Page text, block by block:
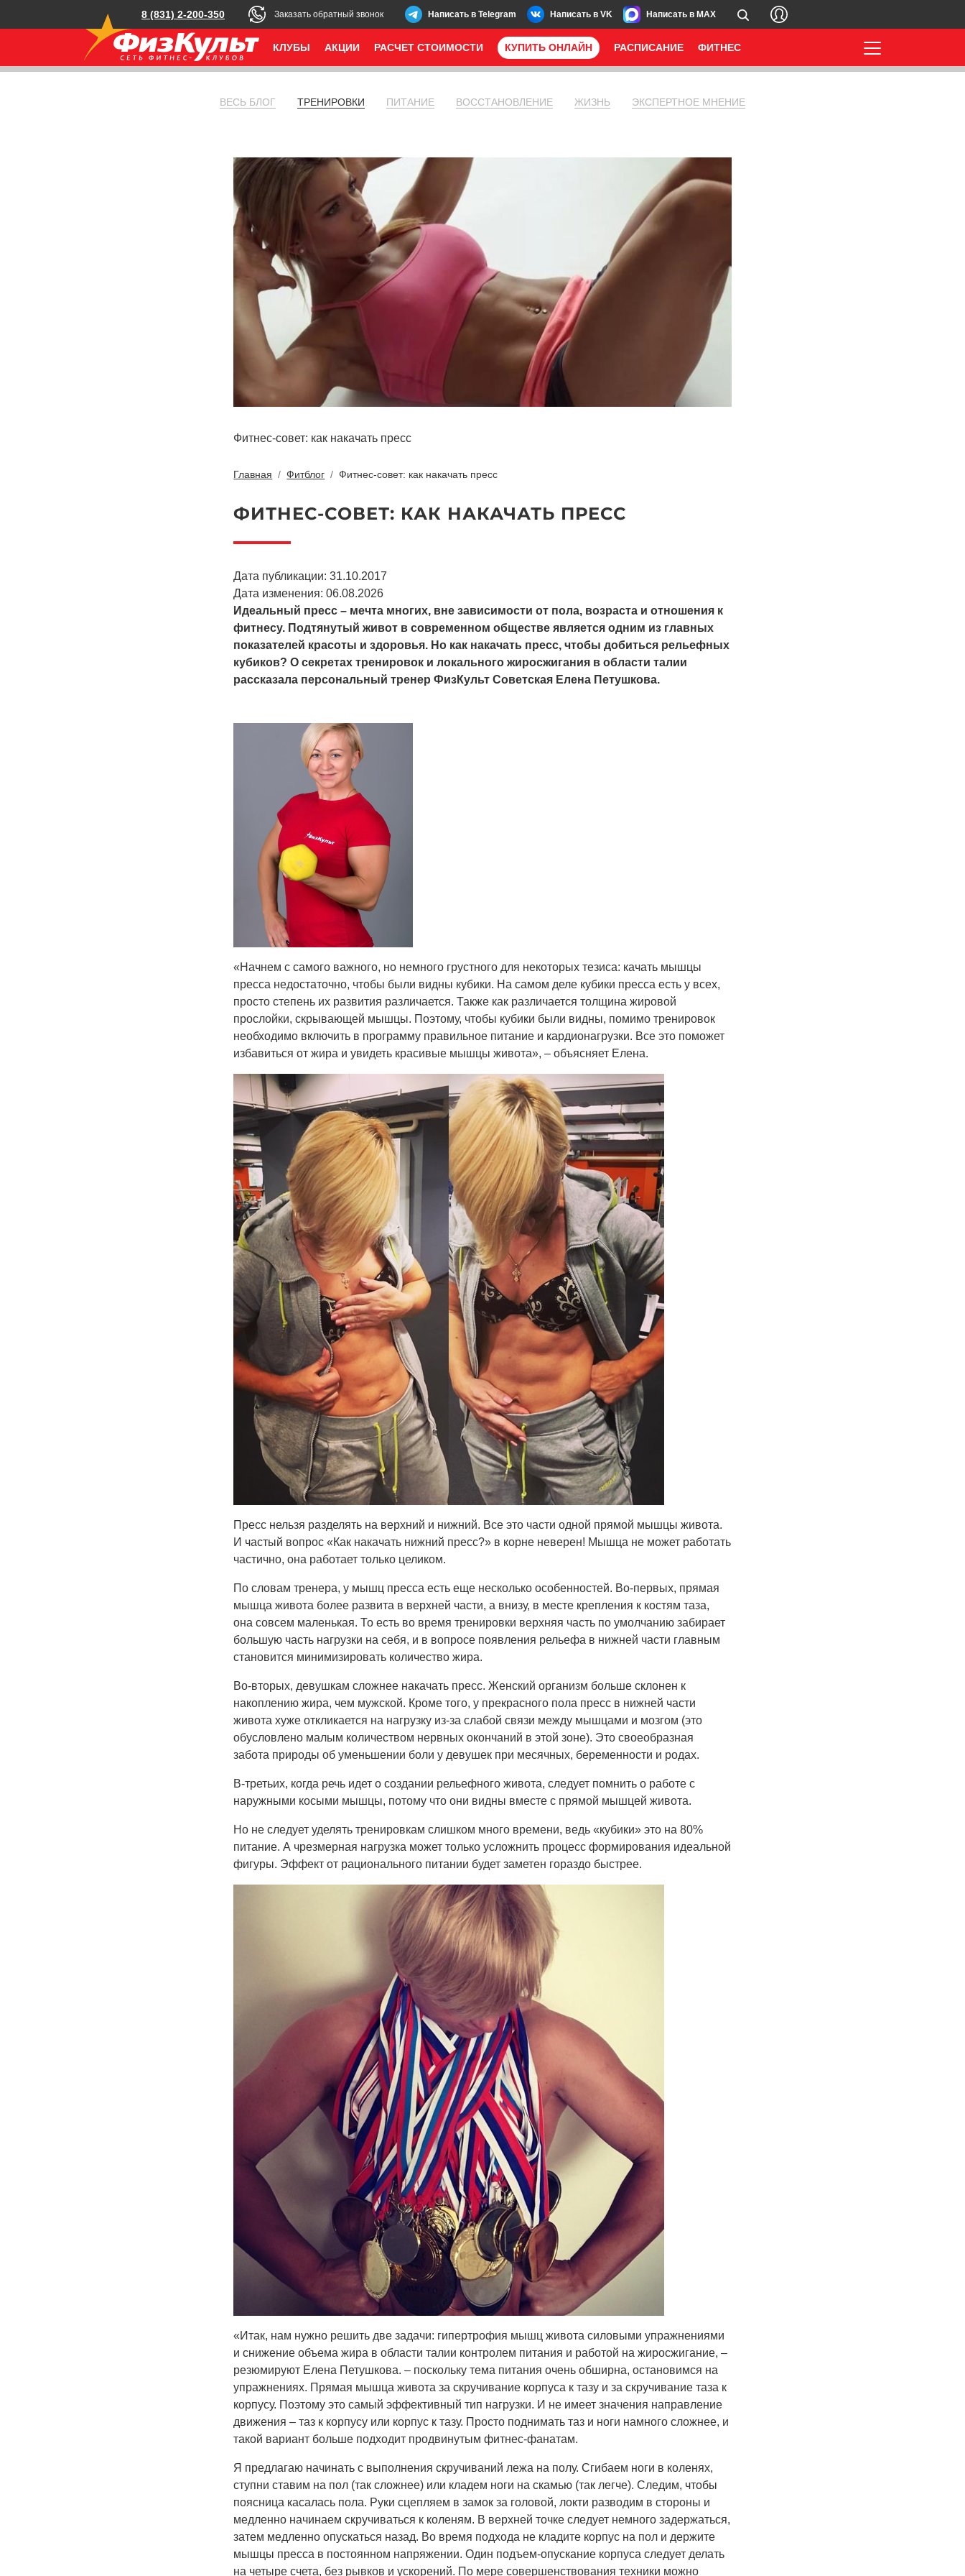
8 (831) 2-200-350 Заказать обратный звонок Написать в Telegram Написать в VK Написать в MAX
КЛУБЫ АКЦИИ РАСЧЕТ СТОИМОСТИ КУПИТЬ ОНЛАЙН РАСПИСАНИЕ ФИТНЕС
ВЕСЬ БЛОГ ТРЕНИРОВКИ ПИТАНИЕ ВОССТАНОВЛЕНИЕ ЖИЗНЬ ЭКСПЕРТНОЕ МНЕНИЕ
Фитнес-совет: как накачать пресс
Главная Фитблог Фитнес-совет: как накачать пресс
ФИТНЕС-СОВЕТ: КАК НАКАЧАТЬ ПРЕСС
Дата публикации: 31.10.2017
Дата изменения: 06.08.2026
Идеальный пресс – мечта многих, вне зависимости от пола, возраста и отношения к
фитнесу. Подтянутый живот в современном обществе является одним из главных
показателей красоты и здоровья. Но как накачать пресс, чтобы добиться рельефных
кубиков? О секретах тренировок и локального жиросжигания в области талии
рассказала персональный тренер ФизКульт Советская Елена Петушкова.
«Начнем с самого важного, но немного грустного для некоторых тезиса: качать мышцы
пресса недостаточно, чтобы были видны кубики. На самом деле кубики пресса есть у всех,
просто степень их развития различается. Также как различается толщина жировой
прослойки, скрывающей мышцы. Поэтому, чтобы кубики были видны, помимо тренировок
необходимо включить в программу правильное питание и кардионагрузки. Все это поможет
избавиться от жира и увидеть красивые мышцы живота», – объясняет Елена.
Пресс нельзя разделять на верхний и нижний. Все это части одной прямой мышцы живота.
И частый вопрос «Как накачать нижний пресс?» в корне неверен! Мышца не может работать
частично, она работает только целиком.
По словам тренера, у мышц пресса есть еще несколько особенностей. Во-первых, прямая
мышца живота более развита в верхней части, а внизу, в месте крепления к костям таза,
она совсем маленькая. То есть во время тренировки верхняя часть по умолчанию забирает
большую часть нагрузки на себя, и в вопросе появления рельефа в нижней части главным
становится минимизировать количество жира.
Во-вторых, девушкам сложнее накачать пресс. Женский организм больше склонен к
накоплению жира, чем мужской. Кроме того, у прекрасного пола пресс в нижней части
живота хуже откликается на нагрузку из-за слабой связи между мышцами и мозгом (это
обусловлено малым количеством нервных окончаний в этой зоне). Это своеобразная
забота природы об уменьшении боли у девушек при месячных, беременности и родах.
В-третьих, когда речь идет о создании рельефного живота, следует помнить о работе с
наружными косыми мышцы, потому что они видны вместе с прямой мышцей живота.
Но не следует уделять тренировкам слишком много времени, ведь «кубики» это на 80%
питание. А чрезмерная нагрузка может только усложнить процесс формирования идеальной
фигуры. Эффект от рационального питании будет заметен гораздо быстрее.
«Итак, нам нужно решить две задачи: гипертрофия мышц живота силовыми упражнениями
и снижение объема жира в области талии контролем питания и работой на жиросжигание, –
резюмируют Елена Петушкова. – поскольку тема питания очень обширна, остановимся на
упражнениях. Прямая мышца живота за скручивание корпуса к тазу и за скручивание таза к
корпусу. Поэтому это самый эффективный тип нагрузки. И не имеет значения направление
движения – таз к корпусу или корпус к тазу. Просто поднимать таз и ноги намного сложнее, и
такой вариант больше подходит продвинутым фитнес-фанатам.
Я предлагаю начинать с выполнения скручиваний лежа на полу. Сгибаем ноги в коленях,
ступни ставим на пол (так сложнее) или кладем ноги на скамью (так легче). Следим, чтобы
поясница касалась пола. Руки сцепляем в замок за головой, локти разводим в стороны и
медленно начинаем скручиваться к коленям. В верхней точке следует немного задержаться,
затем медленно опускаться назад. Во время подхода не кладите корпус на пол и держите
мышцы пресса в постоянном напряжении. Один подъем-опускание корпуса следует делать
на четыре счета, без рывков и ускорений. По мере совершенствования техники можно